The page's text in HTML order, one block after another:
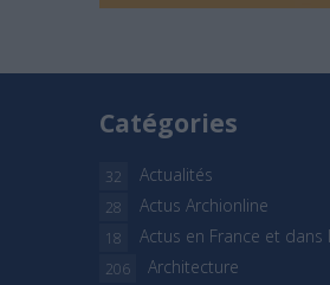
Catégories
Actualités
32
Actus Archionline
28
Actus en France et dans
18
Architecture
206